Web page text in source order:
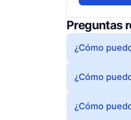
Preguntas
¿Cómo
¿Cómo
¿Cómo